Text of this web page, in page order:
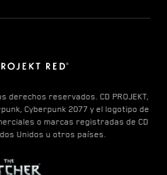
derechos reservados. CD PROJEKT,
Cyberpunk 2077 y el logotipo de
o marcas registradas de CD
Unidos u otros países.